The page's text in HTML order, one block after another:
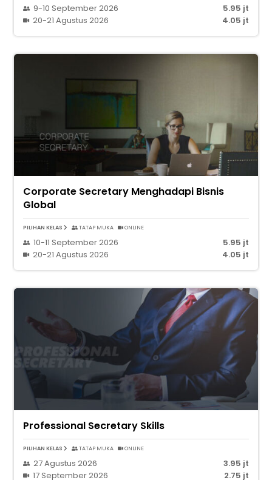
9-10 September 2026
5.95 jt
20-21 Agustus 2026
4.05 jt
Corporate Secretary Menghadapi Bisnis
Global
PILIHAN KELAS TATAP MUKA ONLINE
10-11 September 2026
5.95 jt
20-21 Agustus 2026
4.05 jt
Professional Secretary Skills
PILIHAN KELAS TATAP MUKA ONLINE
27 Agustus 2026
3.95 jt
17 September 2026
2.75 jt